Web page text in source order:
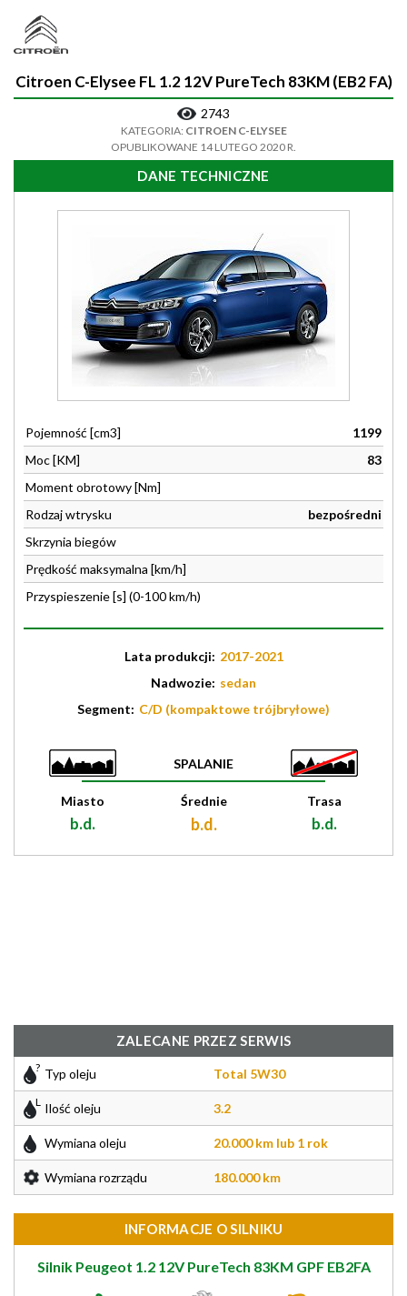
Citroen C-Elysee FL 1.2 12V PureTech 83KM (EB2 FA)
2743
KATEGORIA: CITROEN C-ELYSEE
OPUBLIKOWANE 14 LUTEGO 2020 R.
DANE TECHNICZNE
Pojemność [cm3]
1199
Moc [KM]
83
Moment obrotowy [Nm]
Rodzaj wtrysku
bezpośredni
Skrzynia biegów
Prędkość maksymalna [km/h]
Przyspieszenie [s] (0-100 km/h)
Lata produkcji: 2017-2021
Nadwozie: sedan
Segment: C/D (kompaktowe trójbryłowe)
SPALANIE
Miasto
b.d.
Średnie
b.d.
Trasa
b.d.
ZALECANE PRZEZ SERWIS
Typ oleju Total 5W30
Ilość oleju 3.2
Wymiana oleju 20.000 km lub 1 rok
Wymiana rozrządu 180.000 km
INFORMACJE O SILNIKU
Silnik Peugeot 1.2 12V PureTech 83KM GPF EB2FA